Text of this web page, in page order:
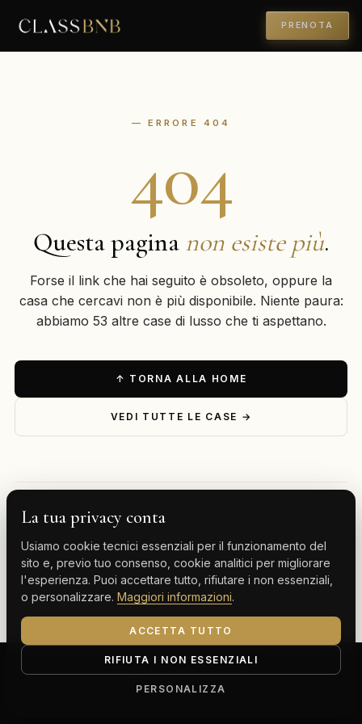
PRENOTA
— ERRORE 404
404
Questa pagina non esiste più.
Forse il link che hai seguito è obsoleto, oppure la
casa che cercavi non è più disponibile. Niente paura:
abbiamo 53 altre case di lusso che ti aspettano.
↑ TORNA ALLA HOME
VEDI TUTTE LE CASE →
— ESPLORA PER DESTINAZIONE
Milano Cervinia Tenerife Gran Canaria
Monte Carlo
Corso Buenos Aires 64, 20124 Milano (MI)
La tua privacy conta
Usiamo cookie tecnici essenziali per il funzionamento del
sito e, previo tuo consenso, cookie analitici per migliorare
l'esperienza. Puoi accettare tutto, rifiutare i non essenziali,
o personalizzare. Maggiori informazioni.
ACCETTA TUTTO
RIFIUTA I NON ESSENZIALI
PERSONALIZZA